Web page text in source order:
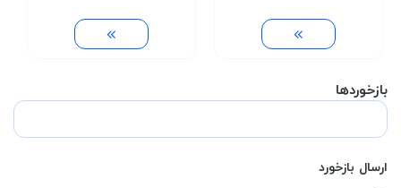
بازخوردها
ارسال بازخورد